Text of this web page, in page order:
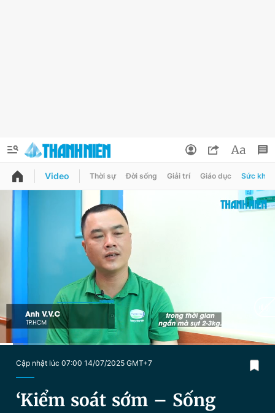
QUẢNG CÁO
Chuyên mục khác
Chào ngày mới Tin 24h
Video Magazine
Thông tin tài khoản
Đổi mật khẩu
Tin đã xem
Đăng xuất
Video Thời sự Đời sống Giải trí Giáo dục Sức khỏe
Cập nhật lúc 07:00 14/07/2025 GMT+7
‘Kiểm soát sớm – Sống